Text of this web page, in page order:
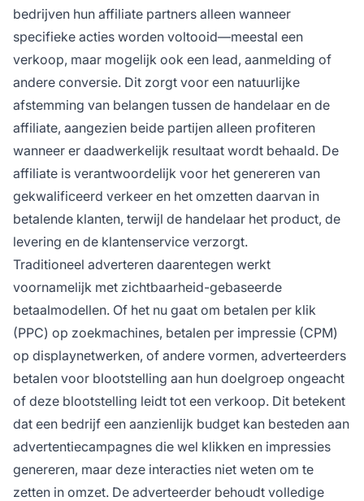
bedrijven hun affiliate partners alleen wanneer
specifieke acties worden voltooid—meestal een
verkoop, maar mogelijk ook een lead, aanmelding of
andere conversie. Dit zorgt voor een natuurlijke
afstemming van belangen tussen de handelaar en de
affiliate, aangezien beide partijen alleen profiteren
wanneer er daadwerkelijk resultaat wordt behaald. De
affiliate is verantwoordelijk voor het genereren van
gekwalificeerd verkeer en het omzetten daarvan in
betalende klanten, terwijl de handelaar het product, de
levering en de klantenservice verzorgt.
Traditioneel adverteren daarentegen werkt
voornamelijk met zichtbaarheid-gebaseerde
betaalmodellen. Of het nu gaat om betalen per klik
(PPC) op zoekmachines, betalen per impressie (CPM)
op displaynetwerken, of andere vormen, adverteerders
betalen voor blootstelling aan hun doelgroep ongeacht
of deze blootstelling leidt tot een verkoop. Dit betekent
dat een bedrijf een aanzienlijk budget kan besteden aan
advertentiecampagnes die wel klikken en impressies
genereren, maar deze interacties niet weten om te
zetten in omzet. De adverteerder behoudt volledige